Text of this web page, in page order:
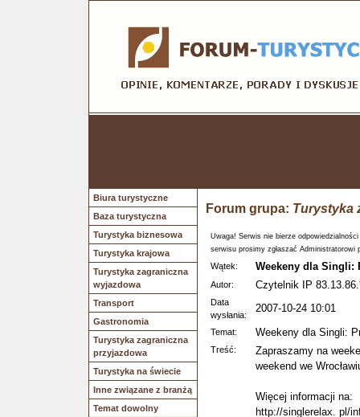
Biura turystyczne
Baza turystyczna
Turystyka biznesowa
Turystyka krajowa
Turystyka zagraniczna
wyjazdowa
Transport
Gastronomia
Turystyka zagraniczna
przyjazdowa
Turystyka na świecie
Inne związane z branżą
Temat dowolny
Forum grupa: Turystyka
Uwaga! Serwis nie bierze
serwisu prosimy zgłaszać Administratorowi
Wątek: Weekeny dla Singli:
Autor: Czytelnik IP
Data
wysłania:
2007-10-24 10:01
Temat: Weekeny dla Singli:
Treść:
Zapraszamy na
weekend we
Więcej informacji na:
http://singlerelax. pl/